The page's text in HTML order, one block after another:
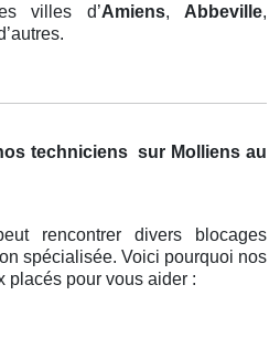
villes d’Amiens, Abbeville,
techniciens sur Molliens au
rencontrer divers blocages
spécialisée. Voici pourquoi nos
placés pour vous aider :